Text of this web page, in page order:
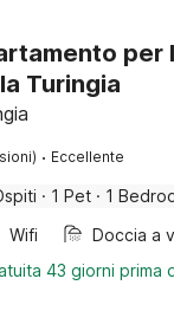
per
Turingia
· Eccellente
· 1 Pet · 1
Wifi
43 giorni prima